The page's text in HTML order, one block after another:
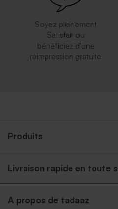
Soyez pleinement
Satisfait ou
bénéficiez d'une
réimpression gratuite
Produits
Livraison rapide en toute
A propos de tadaaz